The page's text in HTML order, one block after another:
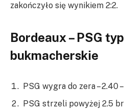
zakończyło się wynikiem 2:2.
Bordeaux – PSG
bukmacherskie
PSG wygra do zera – 2.40 –
PSG strzeli powyżej 2.5